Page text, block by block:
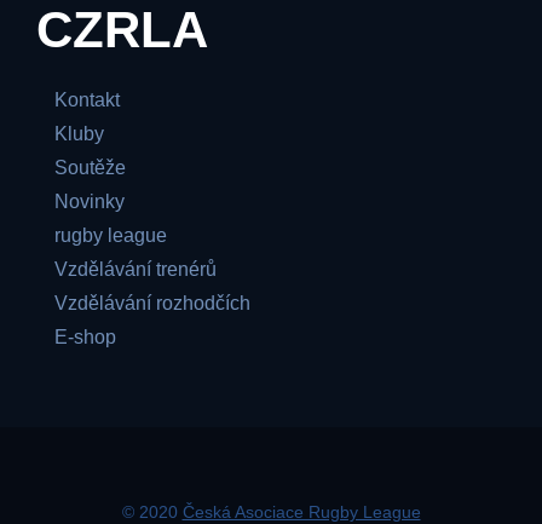
CZRLA
Kontakt
Kluby
Soutěže
Novinky
rugby league
Vzdělávání trenérů
Vzdělávání rozhodčích
E-shop
© 2020 Česká Asociace Rugby League